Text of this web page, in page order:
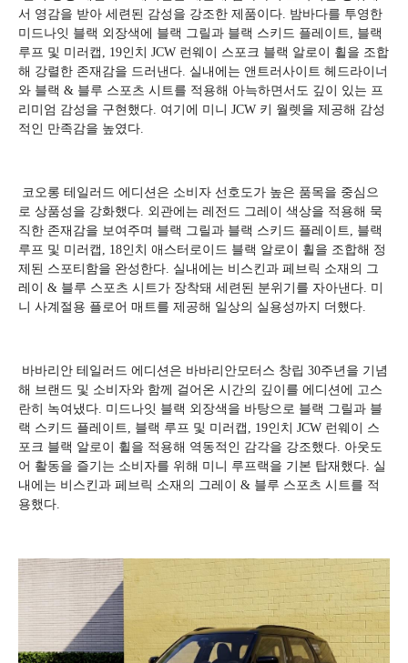
서 영감을 받아 세련된 감성을 강조한 제품이다. 밤바다를 투영한
미드나잇 블랙 외장색에 블랙 그릴과 블랙 스키드 플레이트, 블랙
루프 및 미러캡, 19인치 JCW 런웨이 스포크 블랙 알로이 휠을 조합
해 강렬한 존재감을 드러낸다. 실내에는 앤트러사이트 헤드라이너
와 블랙 & 블루 스포츠 시트를 적용해 아늑하면서도 깊이 있는 프
리미엄 감성을 구현했다. 여기에 미니 JCW 키 월렛을 제공해 감성
적인 만족감을 높였다.
코오롱 테일러드 에디션은 소비자 선호도가 높은 품목을 중심으
로 상품성을 강화했다. 외관에는 레전드 그레이 색상을 적용해 묵
직한 존재감을 보여주며 블랙 그릴과 블랙 스키드 플레이트, 블랙
루프 및 미러캡, 18인치 애스터로이드 블랙 알로이 휠을 조합해 정
제된 스포티함을 완성한다. 실내에는 비스킨과 페브릭 소재의 그
레이 & 블루 스포츠 시트가 장착돼 세련된 분위기를 자아낸다. 미
니 사계절용 플로어 매트를 제공해 일상의 실용성까지 더했다.
바바리안 테일러드 에디션은 바바리안모터스 창립 30주년을 기념
해 브랜드 및 소비자와 함께 걸어온 시간의 깊이를 에디션에 고스
란히 녹여냈다. 미드나잇 블랙 외장색을 바탕으로 블랙 그릴과 블
랙 스키드 플레이트, 블랙 루프 및 미러캡, 19인치 JCW 런웨이 스
포크 블랙 알로이 휠을 적용해 역동적인 감각을 강조했다. 아웃도
어 활동을 즐기는 소비자를 위해 미니 루프랙을 기본 탑재했다. 실
내에는 비스킨과 페브릭 소재의 그레이 & 블루 스포츠 시트를 적
용했다.